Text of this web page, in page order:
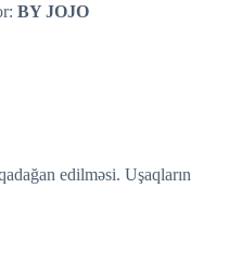
BY JOJO
edilməsi. Uşaqların